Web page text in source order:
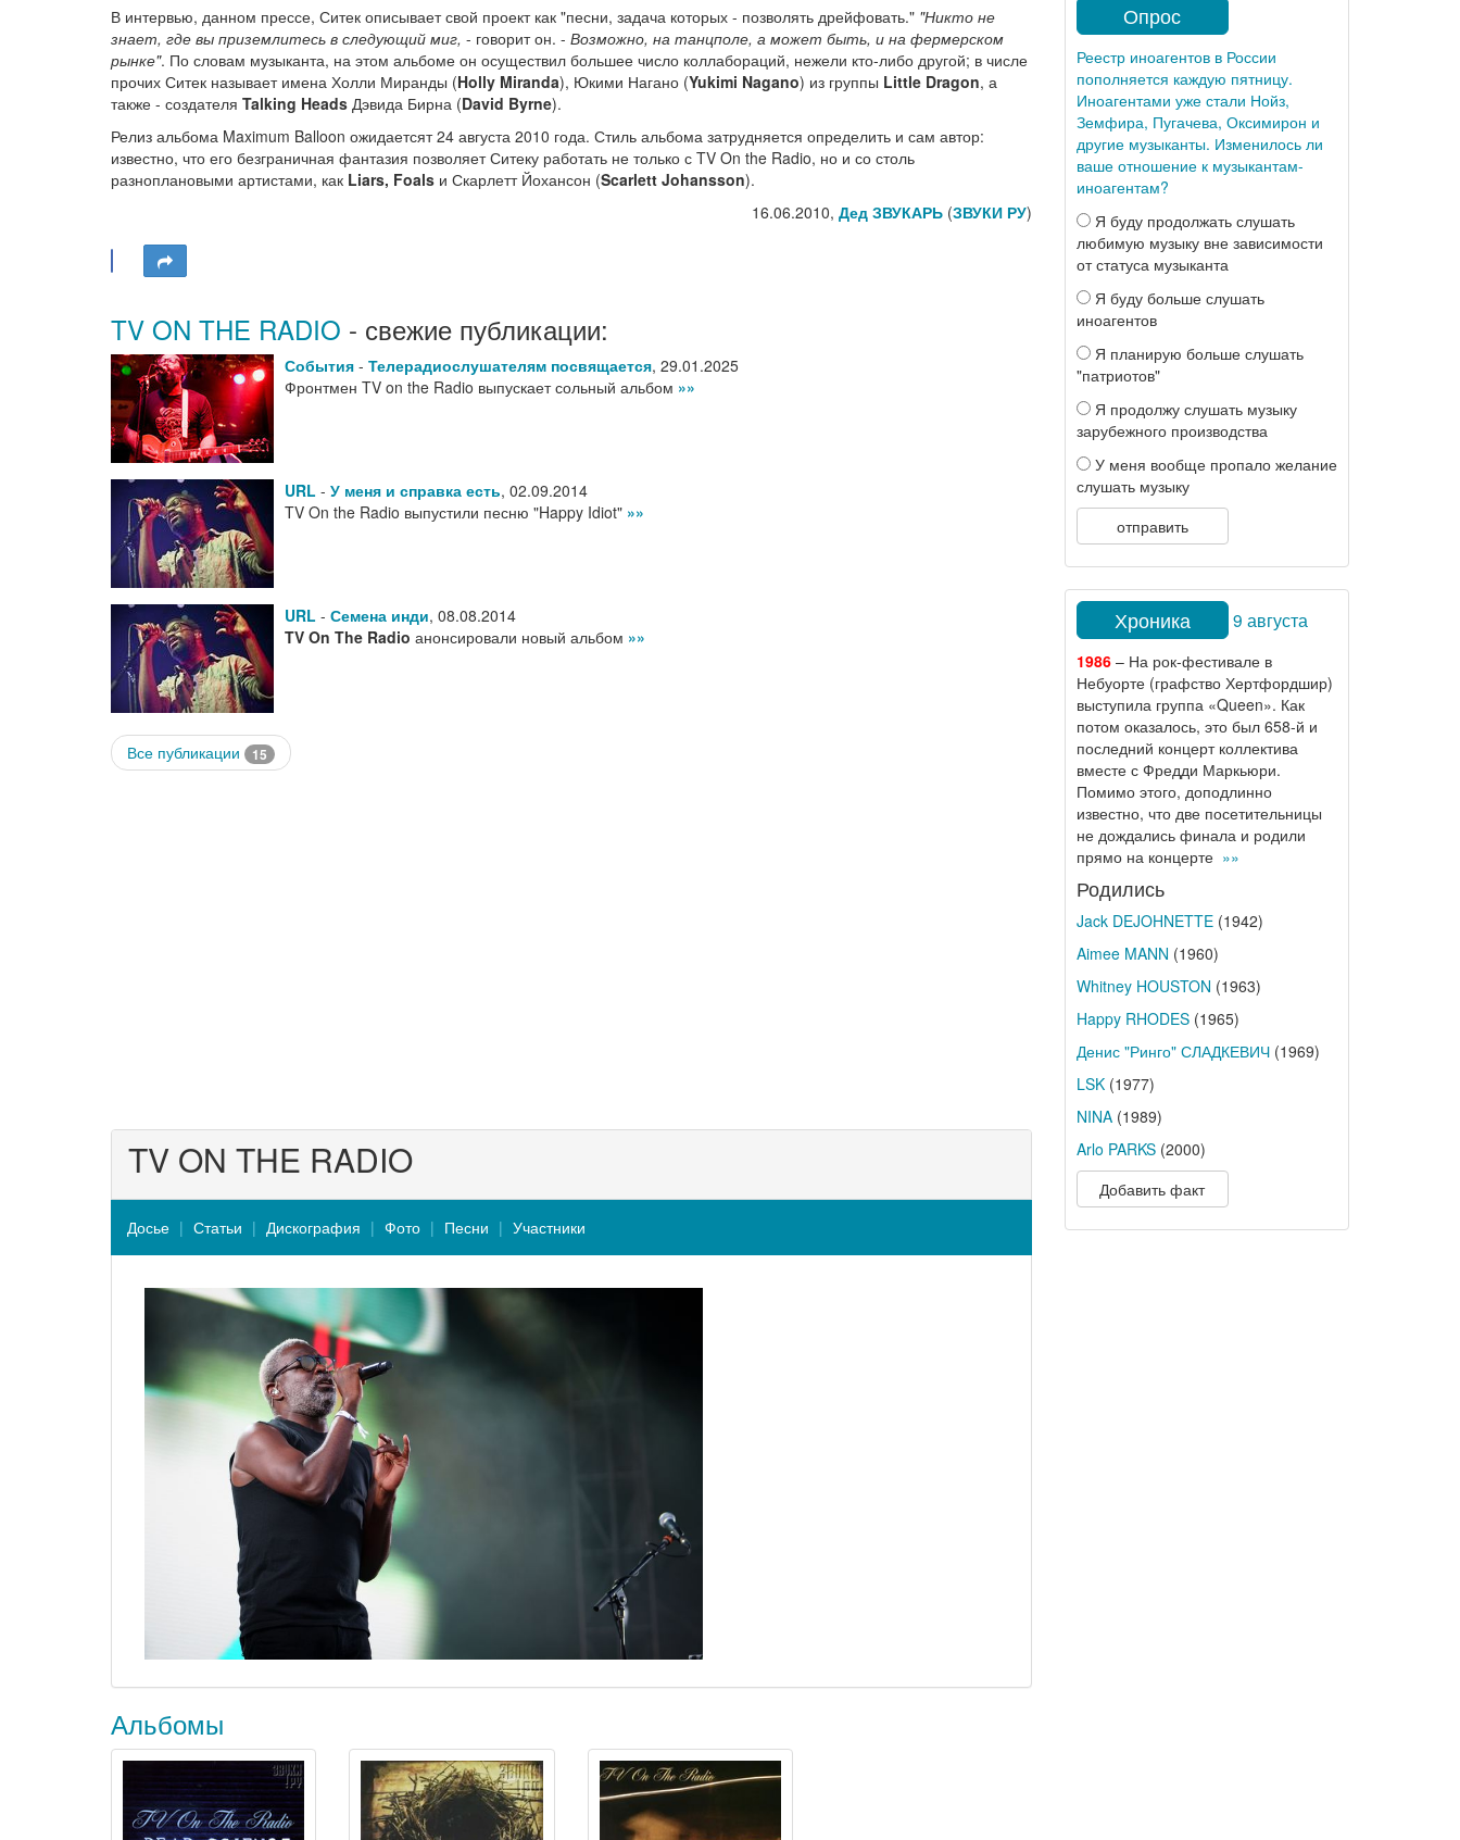
В интервью, данном прессе, Ситек описывает свой проект как "песни, задача которых - позволять дрейфовать." "Никто не
знает, где вы приземлитесь в следующий миг, - говорит он. - Возможно, на танцполе, а может быть, и на фермерском
рынке". По словам музыканта, на этом альбоме он осуществил большее число коллабораций, нежели кто-либо другой; в числе
прочих Ситек называет имена Холли Миранды (Holly Miranda), Юкими Нагано (Yukimi Nagano) из группы Little Dragon, а
также - создателя Talking Heads Дэвида Бирна (David Byrne).
Релиз альбома Maximum Balloon ожидаетсят 24 августа 2010 года. Стиль альбома затрудняется определить и сам автор:
известно, что его безграничная фантазия позволяет Ситеку работать не только с TV On the Radio, но и со столь
разноплановыми артистами, как Liars, Foals и Скарлетт Йохансон (Scarlett Johansson).
16.06.2010, Дед ЗВУКАРЬ(ЗВУКИ РУ)
TV ON THE RADIO - свежие публикации:
События - Телерадиослушателям посвящается, 29.01.2025
Фронтмен TV on the Radio выпускает сольный альбом »»
URL - У меня и справка есть, 02.09.2014
TV On the Radio выпустили песню "Happy Idiot" »»
URL - Семена инди, 08.08.2014
TV On The Radio анонсировали новый альбом »»
Все публикации 15
TV ON THE RADIO
Досье Статьи Дискография Фото Песни Участники
Альбомы
Опрос
Реестр иноагентов в России
пополняется каждую пятницу.
Иноагентами уже стали Нойз,
Земфира, Пугачева, Оксимирон и
другие музыканты. Изменилось ли
ваше отношение к музыкантам-
иноагентам?
Я буду продолжать слушать
любимую музыку вне зависимости
от статуса музыканта
Я буду больше слушать
иноагентов
Я планирую больше слушать
"патриотов"
Я продолжу слушать музыку
зарубежного производства
У меня вообще пропало желание
слушать музыку
отправить
Хроника 9 августа
1986– На рок-фестивале в
Небуорте (графство Хертфордшир)
выступила группа «Queen». Как
потом оказалось, это был 658-й и
последний концерт коллектива
вместе с Фредди Маркьюри.
Помимо этого, доподлинно
известно, что две посетительницы
не дождались финала и родили
прямо на концерте »»
Родились
Jack DEJOHNETTE(1942)
Aimee MANN (1960)
Whitney HOUSTON (1963)
Happy RHODES(1965)
Денис "Ринго" СЛАДКЕВИЧ(1969)
LSK(1977)
NINA(1989)
Arlo PARKS(2000)
Добавить факт